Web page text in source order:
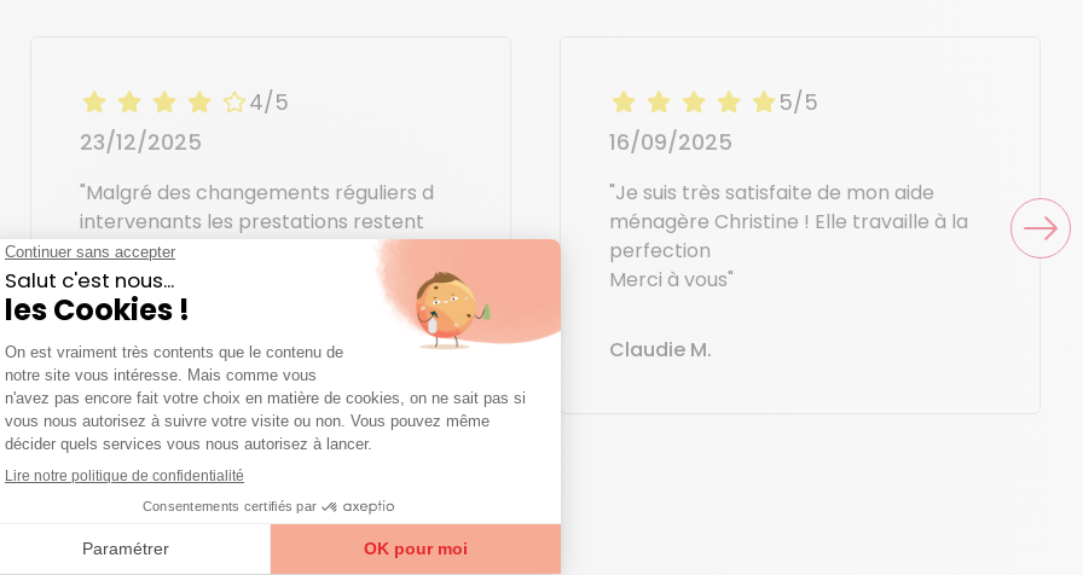
4/5
23/12/2025
"Malgré des changements réguliers d
intervenants les prestations restent
très correctes"
Christian P.
Aide à domicile
5/5
16/09/2025
"Je suis très satisfaite de mon aide
ménagère Christine ! Elle travaille à la
perfection
Merci à vous"
Claudie M.